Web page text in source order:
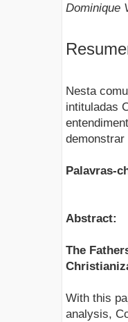
Dominique
Nesta
intituladas
Palavras-
Abstract:
The
With this
analysis,